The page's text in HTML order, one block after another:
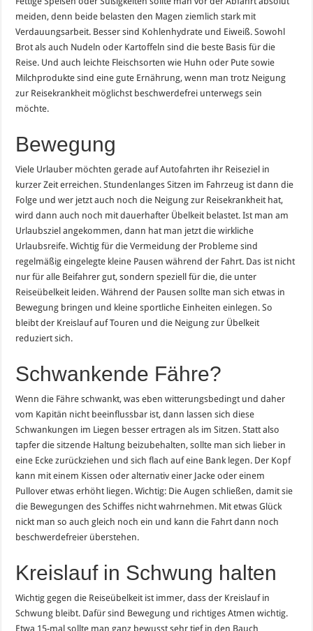
meiden, denn beide belasten den Magen ziemlich stark mit
Verdauungsarbeit. Besser sind Kohlenhydrate und Eiweiß. Sowohl
Brot als auch Nudeln oder Kartoffeln sind die beste Basis für die
Reise. Und auch leichte Fleischsorten wie Huhn oder Pute sowie
Milchprodukte sind eine gute Ernährung, wenn man trotz Neigung
zur Reisekrankheit möglichst beschwerdefrei unterwegs sein
möchte.
Bewegung
Viele Urlauber möchten gerade auf Autofahrten ihr Reiseziel in
kurzer Zeit erreichen. Stundenlanges Sitzen im Fahrzeug ist dann die
Folge und wer jetzt auch noch die Neigung zur Reisekrankheit hat,
wird dann auch noch mit dauerhafter Übelkeit belastet. Ist man am
Urlaubsziel angekommen, dann hat man jetzt die wirkliche
Urlaubsreife. Wichtig für die Vermeidung der Probleme sind
regelmäßig eingelegte kleine Pausen während der Fahrt. Das ist nicht
nur für alle Beifahrer gut, sondern speziell für die, die unter
Reiseübelkeit leiden. Während der Pausen sollte man sich etwas in
Bewegung bringen und kleine sportliche Einheiten einlegen. So
bleibt der Kreislauf auf Touren und die Neigung zur Übelkeit
reduziert sich.
Schwankende Fähre?
Wenn die Fähre schwankt, was eben witterungsbedingt und daher
vom Kapitän nicht beeinflussbar ist, dann lassen sich diese
Schwankungen im Liegen besser ertragen als im Sitzen. Statt also
tapfer die sitzende Haltung beizubehalten, sollte man sich lieber in
eine Ecke zurückziehen und sich flach auf eine Bank legen. Der Kopf
kann mit einem Kissen oder alternativ einer Jacke oder einem
Pullover etwas erhöht liegen. Wichtig: Die Augen schließen, damit sie
die Bewegungen des Schiffes nicht wahrnehmen. Mit etwas Glück
nickt man so auch gleich noch ein und kann die Fahrt dann noch
beschwerdefreier überstehen.
Kreislauf in Schwung halten
Wichtig gegen die Reiseübelkeit ist immer, dass der Kreislauf in
Schwung bleibt. Dafür sind Bewegung und richtiges Atmen wichtig.
Etwa 15-mal sollte man ganz bewusst sehr tief in den Bauch